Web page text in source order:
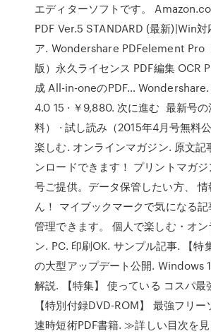
エディターソフトです。
PDF Ver.5 STANDARD (最新)|Win
ア. Wondershare PDFelement Pro
版）永久ライセンス PDF編集 OCR
成 All-in-oneのPDF… Wondershare.
4.0 15 · ￥9,880. 次に進む 最新号
料） · 試し読み（2015年4月号無料
楽しむ. オンラインマガジン. 原文記
ンロードできます！ プリントマガ
号ご提供。データ保管したい方、 情
ん！ マイブックマークで気になる記
管理できます。 個人で楽しむ・オ
ン. PC. 印刷OK. サンプル記事. 【特
の大型アップデート公開. Windows
解説. 【特集】 使っている コスパ最
【特別付録DVD-ROM】 最強フリ
速時短術PDF書籍. ≫詳しい目次を